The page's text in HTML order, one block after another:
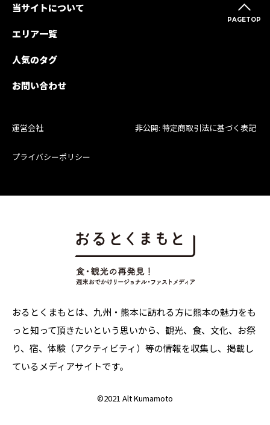
PAGETOP
当サイトについて
エリア一覧
人気のタグ
お問い合わせ
運営会社 非公開: 特定商取引法に基づく表記
プライバシーポリシー
おるとくまもとは、九州・熊本に訪れる方に熊本の魅力をも
っと知って頂きたいという思いから、観光、食、文化、お祭
り、宿、体験（アクティビティ）等の情報を収集し、掲載し
ているメディアサイトです。
©2021 Alt Kumamoto